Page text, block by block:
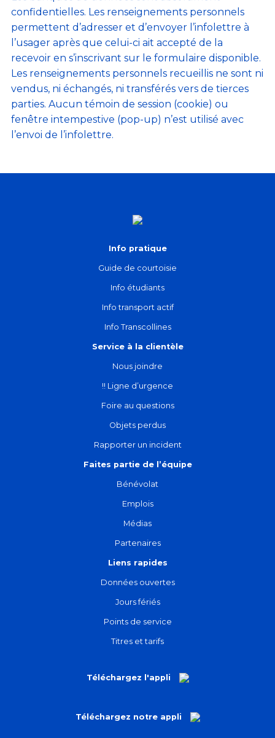
confidentielles. Les renseignements personnels
permettent d’adresser et d’envoyer l’infolettre à
l’usager après que celui-ci ait accepté de la
recevoir en s’inscrivant sur le formulaire disponible.
Les renseignements personnels recueillis ne sont ni
vendus, ni échangés, ni transférés vers de tierces
parties. Aucun témoin de session (cookie) ou
fenêtre intempestive (pop-up) n’est utilisé avec
l’envoi de l’infolettre.
Info pratique
Guide de courtoisie
Info étudiants
Info transport actif
Info Transcollines
Service à la clientèle
Nous joindre
!! Ligne d’urgence
Foire au questions
Objets perdus
Rapporter un incident
Faites partie de l’équipe
Bénévolat
Emplois
Médias
Partenaires
Liens rapides
Données ouvertes
Jours fériés
Points de service
Titres et tarifs
Téléchargez l'appli
Téléchargez notre appli